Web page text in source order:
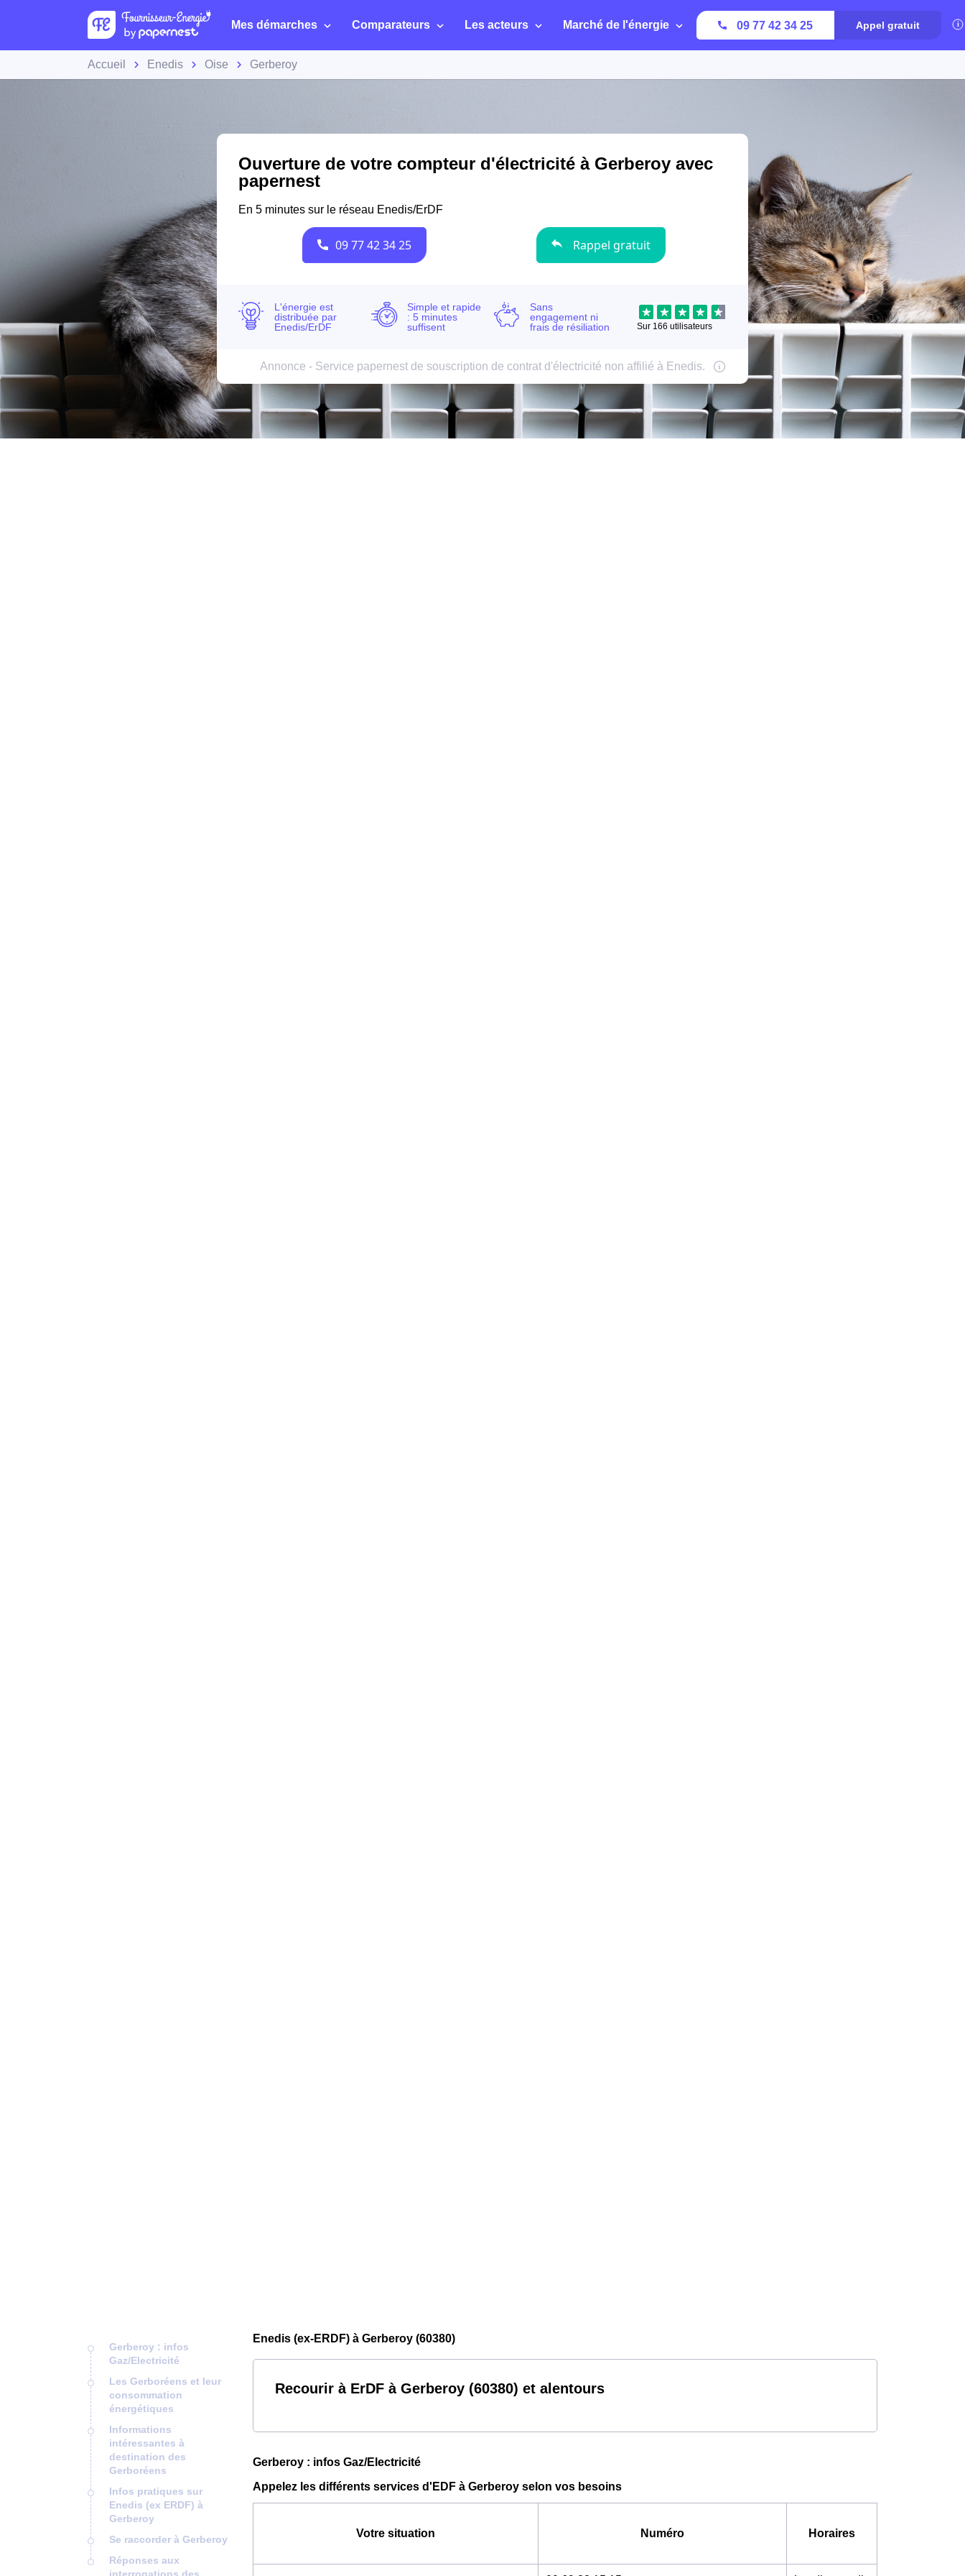
Mes démarches Comparateurs Les acteurs Marché de l'énergie 09 77 42 34 25 Appel gratuit
Accueil Enedis Oise Gerberoy
Gerberoy : infos
Gaz/Electricité
Les Gerboréens et leur
consommation
énergétiques
Informations
intéressantes à
destination des
Gerboréens
Infos pratiques sur
Enedis (ex ERDF) à
Gerberoy
Se raccorder à Gerberoy
Réponses aux
Enedis (ex-ERDF) à Gerberoy (60380)
Recourir à ErDF à Gerberoy (60380) et alentours
Gerberoy : infos Gaz/Electricité
Appelez les différents services d'EDF à Gerberoy selon vos besoins
Votre situation Numéro Horaires